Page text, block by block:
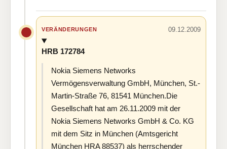
VERÄNDERUNGEN 09.12.2009
HRB 172784
Nokia Siemens Networks
Vermögensverwaltung GmbH, München, St.-
Martin-Straße 76, 81541 München.Die
Gesellschaft hat am 26.11.2009 mit der
Nokia Siemens Networks GmbH & Co. KG
mit dem Sitz in München (Amtsgericht
München HRA 88537) als herrschender